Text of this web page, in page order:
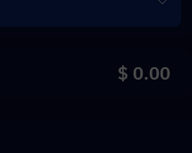
$ 0.00